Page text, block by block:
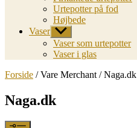
Urtepotter på fod
Højbede
Vaser Vis
undermenu
Vaser som urtepotter
Vaser i glas
Forside / Vare Merchant / Naga.dk
Naga.dk